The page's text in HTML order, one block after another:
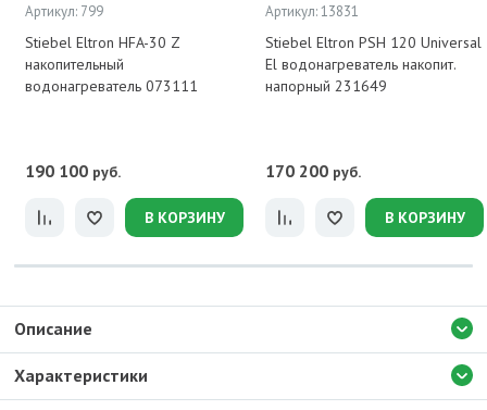
Артикул: 799
Stiebel Eltron HFA-30 Z
накопительный
водонагреватель 073111
190 100 руб.
В КОРЗИНУ
Артикул: 13831
Stiebel Eltron PSH 120 Universal
El водонагреватель накопит.
напорный 231649
170 200 руб.
В КОРЗИНУ
Описание
Характеристики